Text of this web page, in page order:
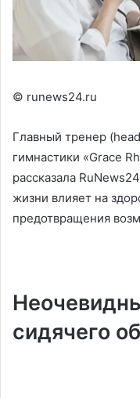
© runews24.ru
Главный тренер
гимнастики «Grace
рассказала
жизни влияет на
предотвращения
сидячего